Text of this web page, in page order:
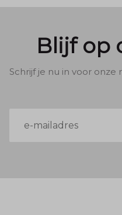
Blijf op
Schrijf je nu in voor onze
mailadres